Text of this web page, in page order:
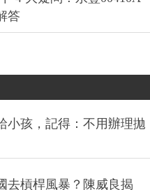
答
小孩，記得：不用辦理拋
去槓桿風暴？陳威良揭